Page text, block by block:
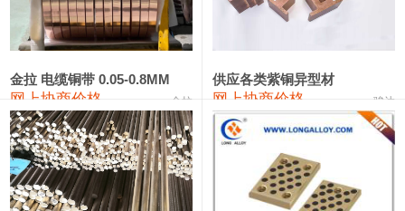
R410A专用紫铜管 113,340—113,340
铸造铝合金锭(A380） 26,200—26,400 26,300 100
铝合金ADC12 24,100—24,300 100
铸造铝合金锭(ZL102) 24,100—24,300 24,200
金拉 电缆铜带 0.05-0.8MM
网上协商价格 金拉
供应各类紫铜异型材
网上协商价格 骏达